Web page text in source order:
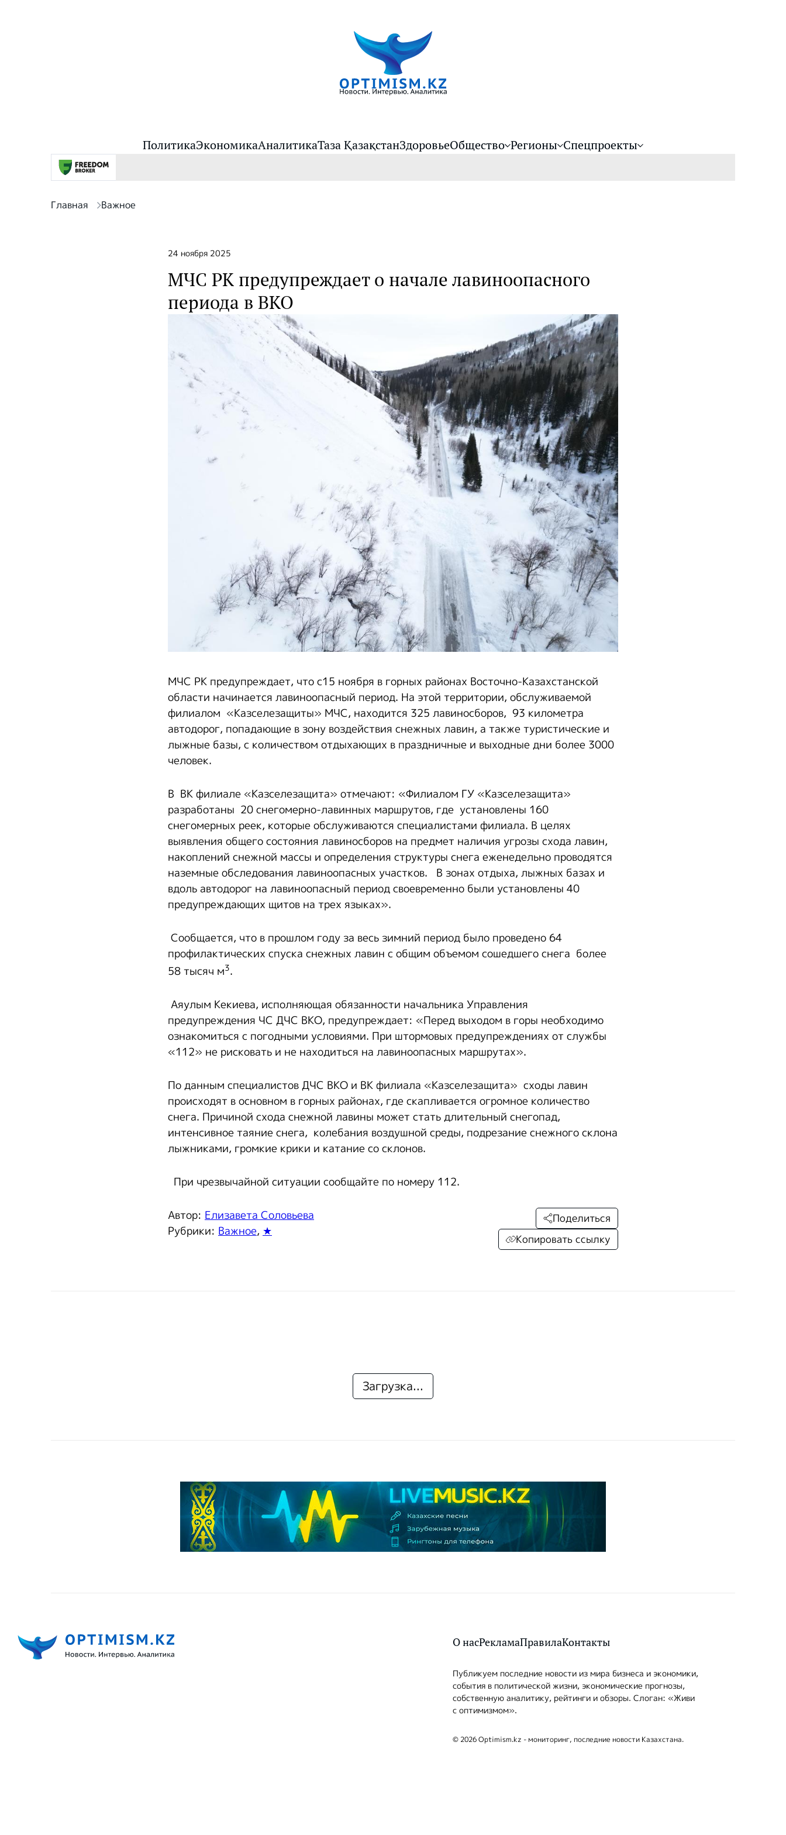
ПолитикаЭкономикаАналитикаТаза ҚазақстанЗдоровьеОбщество Регионы Спецпроекты
Главная Важное
24 ноября 2025
МЧС РК предупреждает о начале лавиноопасного
периода в ВКО
МЧС РК предупреждает, что с15 ноября в горных районах Восточно-Казахстанской
области начинается лавиноопасный период. На этой территории, обслуживаемой
филиалом «Казселезащиты» МЧС, находится 325 лавиносборов, 93 километра
автодорог, попадающие в зону воздействия снежных лавин, а также туристические и
лыжные базы, с количеством отдыхающих в праздничные и выходные дни более 3000
человек.
В ВК филиале «Казселезащита» отмечают: «Филиалом ГУ «Казселезащита»
разработаны 20 снегомерно-лавинных маршрутов, где установлены 160
снегомерных реек, которые обслуживаются специалистами филиала. В целях
выявления общего состояния лавиносборов на предмет наличия угрозы схода лавин,
накоплений снежной массы и определения структуры снега еженедельно проводятся
наземные обследования лавиноопасных участков. В зонах отдыха, лыжных базах и
вдоль автодорог на лавиноопасный период своевременно были установлены 40
предупреждающих щитов на трех языках».
Сообщается, что в прошлом году за весь зимний период было проведено 64
профилактических спуска снежных лавин с общим объемом сошедшего снега более
58 тысяч м3.
Аяулым Кекиева, исполняющая обязанности начальника Управления
предупреждения ЧС ДЧС ВКО, предупреждает: «Перед выходом в горы необходимо
ознакомиться с погодными условиями. При штормовых предупреждениях от службы
«112» не рисковать и не находиться на лавиноопасных маршрутах».
По данным специалистов ДЧС ВКО и ВК филиала «Казселезащита» сходы лавин
происходят в основном в горных районах, где скапливается огромное количество
снега. Причиной схода снежной лавины может стать длительный снегопад,
интенсивное таяние снега, колебания воздушной среды, подрезание снежного склона
лыжниками, громкие крики и катание со склонов.
При чрезвычайной ситуации сообщайте по номеру 112.
Автор: Елизавета Соловьева
Рубрики: Важное, ★
Поделиться
Копировать ссылку
Загрузка...
О насРекламаПравилаКонтакты
Публикуем последние новости из мира бизнеса и экономики,
события в политической жизни, экономические прогнозы,
собственную аналитику, рейтинги и обзоры. Слоган: «Живи
с оптимизмом».
© 2026 Optimism.kz - мониторинг, последние новости Казахстана.